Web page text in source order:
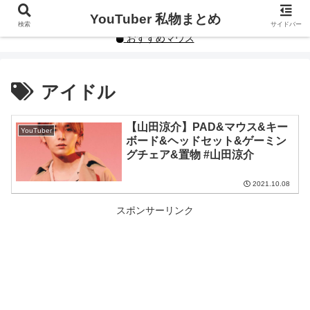
YouTuberや人気インフルエンサーの私物まとめです。
おすすめマウス
アイドル
YouTuber
【山田涼介】PAD&マウス&キー
ボード&ヘッドセット&ゲーミン
グチェア&置物 #山田涼介
2021.10.08
スポンサーリンク
検索 YouTuber 私物まとめ サイドバー